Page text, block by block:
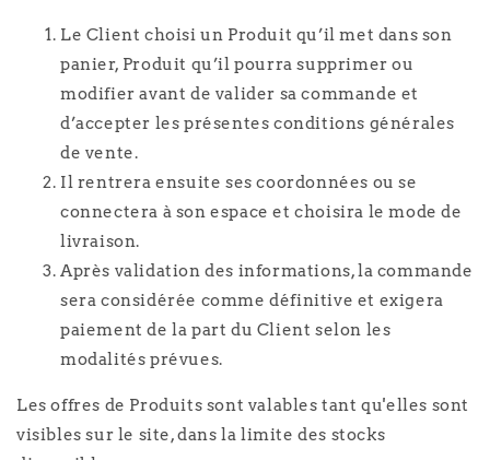
Le Client choisi un Produit qu’il met dans son
panier, Produit qu’il pourra supprimer ou
modifier avant de valider sa commande et
d’accepter les présentes conditions générales
de vente.
Il rentrera ensuite ses coordonnées ou se
connectera à son espace et choisira le mode de
livraison.
Après validation des informations, la commande
sera considérée comme définitive et exigera
paiement de la part du Client selon les
modalités prévues.
Les offres de Produits sont valables tant qu'elles sont
visibles sur le site, dans la limite des stocks